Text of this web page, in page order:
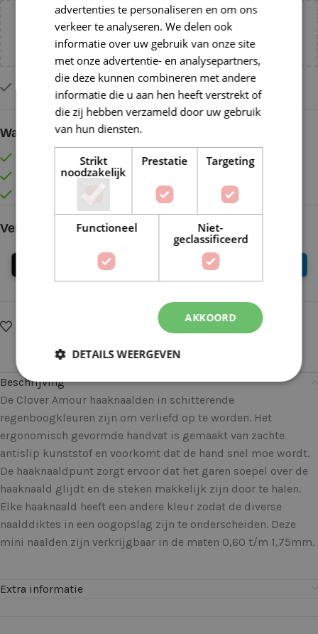
Voeg nog€55,00toe voorgratis verzending binnen
Op voorraad
Waarom kopen bij de Wolkast?
Lage verzendkosten vanaf € 4,99 binnen NL
Gratis verzonden vanaf €55,-
Vóór 16:30 besteld = Zelfde (werk)dag verzonden
Veilig online betalen
Delen:
Beschrijving
De Clover Amour haaknaalden in schitterende
regenboogkleuren zijn om verliefd op te worden. Het
ergonomisch gevormde handvat is gemaakt van zachte
antislip kunststof en voorkomt dat de hand snel moe wordt.
De haaknaaldpunt zorgt ervoor dat het garen soepel over de
haaknaald glijdt en de steken makkelijk zijn door te halen.
Elke haaknaald heeft een andere kleur zodat de diverse
naalddiktes in een oogopslag zijn te onderscheiden. Deze
mini naalden zijn verkrijgbaar in de maten 0,60 t/m 1,75mm.
Extra informatie
advertenties te personaliseren en om ons
verkeer te analyseren. We delen ook
informatie over uw gebruik van onze site
met onze advertentie- en analysepartners,
die deze kunnen combineren met andere
informatie die u aan hen heeft verstrekt of
die zij hebben verzameld door uw gebruik
van hun diensten.
Strikt
noodzakelijk
Prestatie Targeting
Functioneel
Niet-
geclassificeerd
AKKOORD
DETAILS WEERGEVEN